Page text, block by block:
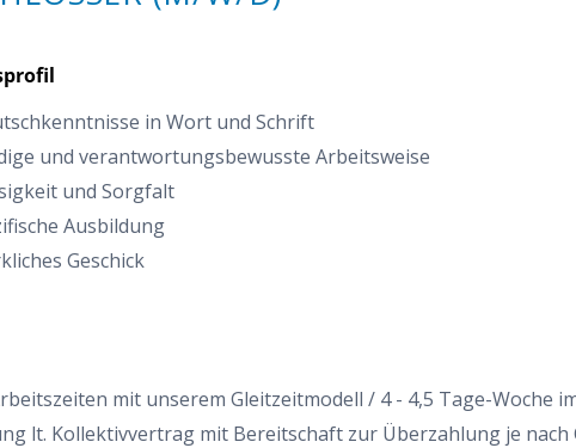
in Wort und Schrift
und verantwortungsbewusste Arbeitsweise
und Sorgfalt
Ausbildung
Geschick
mit unserem Gleitzeitmodell / 4 - 4,5 Tage-Woche
lt. Kollektivvertrag mit Bereitschaft zur Überzahlung je